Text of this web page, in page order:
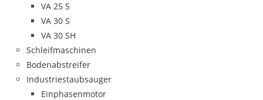
VA 25 S
VA 30 S
VA 30 SH
Schleifmaschinen
Bodenabstreifer
Industriestaubsauger
Einphasenmotor